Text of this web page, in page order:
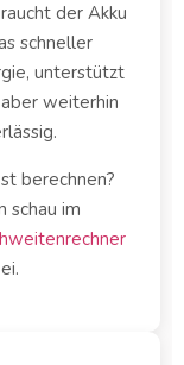
der Akku
schneller
unterstützt
weiterhin
berechnen?
schau im